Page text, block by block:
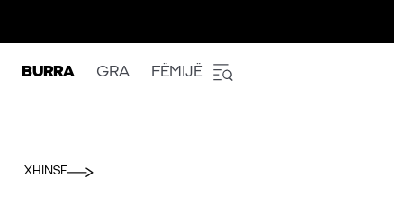
BURRA GRA FËMIJË
XHINSE